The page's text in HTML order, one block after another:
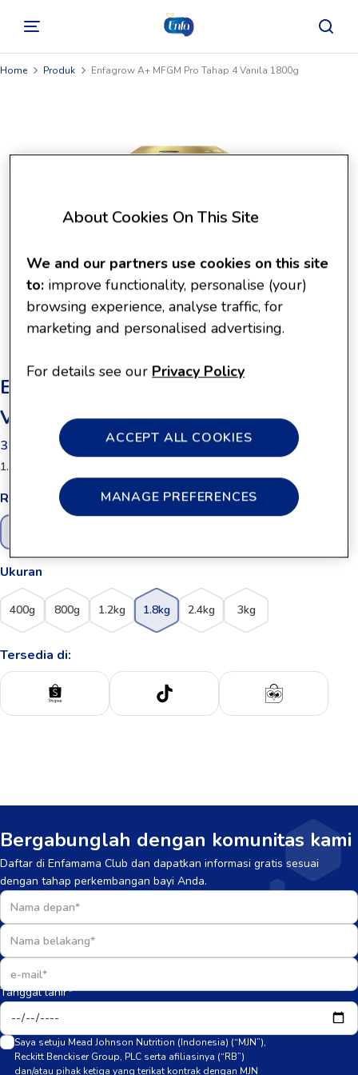
Home Produk Enfagrow A+ MFGM Pro Tahap 4 Vanila 1800g
Enfagrow A+ MFGM Pro Tahap 4
Vanila 1800g
3 - 12 Tahun
1.8kg
Rasa
Ukuran
400g 800g 1.2kg 1.8kg 2.4kg 3kg
Tersedia di:
Bergabunglah dengan komunitas kami
Daftar di Enfamama Club dan dapatkan informasi gratis sesuai
dengan tahap perkembangan bayi Anda.
Tanggal lahir*
Saya setuju Mead Johnson Nutrition (Indonesia) (“MJN”),
Reckitt Benckiser Group, PLC serta afiliasinya (“RB”)
dan/atau pihak ketiga yang terikat kontrak dengan MJN
About Cookies On This Site
We and our partners use cookies on this site
to: improve functionality, personalise (your)
browsing experience, analyse traffic, for
marketing and personalised advertising.
For details see our Privacy Policy
MANAGE PREFERENCES
ACCEPT ALL COOKIES